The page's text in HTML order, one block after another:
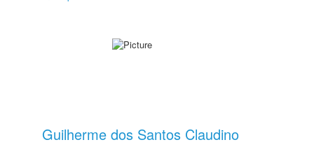
Guilherme dos Santos Claudino